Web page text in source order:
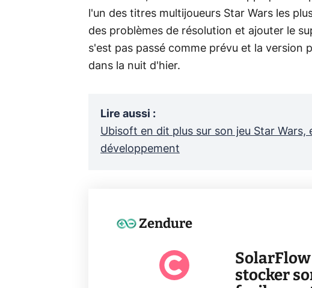
l'un des titres multijoueurs Star Wars les
des problèmes de résolution et ajouter le
s'est pas passé comme prévu et la version
dans la nuit d'hier.
Lire aussi :
Ubisoft en dit plus sur son jeu Star
développement
Zendure
stocker